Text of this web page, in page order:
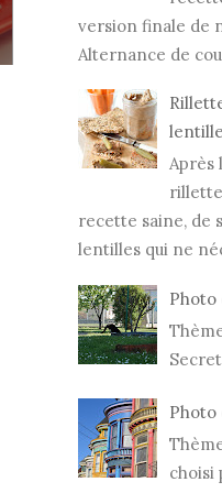
SEMAINE N°48 -
version finale de
Alternance de
Après
recette saine, de
lentilles qui ne
Photo
Photo
choisi